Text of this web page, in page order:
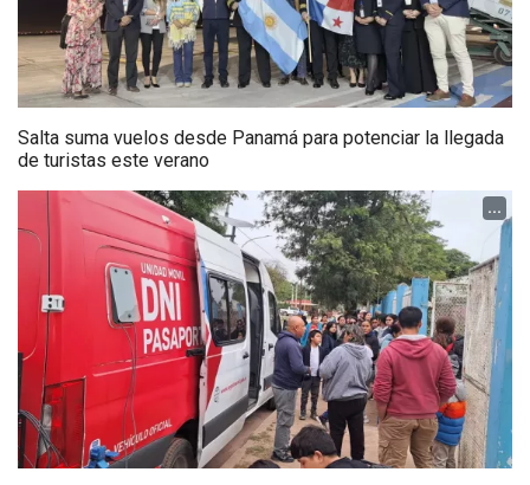
Salta suma vuelos desde Panamá para potenciar la llegada
de turistas este verano
...